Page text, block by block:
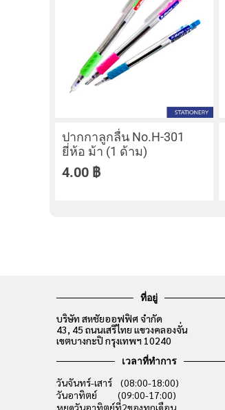
ปากกาลูกลื่น No.H-301
ยี่ห้อ ม้า (1 ด้าม)
4.00 ฿
ที่อยู่
บริษัท สหชัยออฟฟิศ จำกัด
43, 45 ถนนเสรีไทย แขวงคลองจั่น
เขตบางกะปิ กรุงเทพฯ 10240
เวลาที่ทำการ
วันจันทร์-เสาร์ (08:00-18:00)
วันอาทิตย์ (09:00-17:00)
หยุดวันอาทิตย์ที่2ของทุกเดือน